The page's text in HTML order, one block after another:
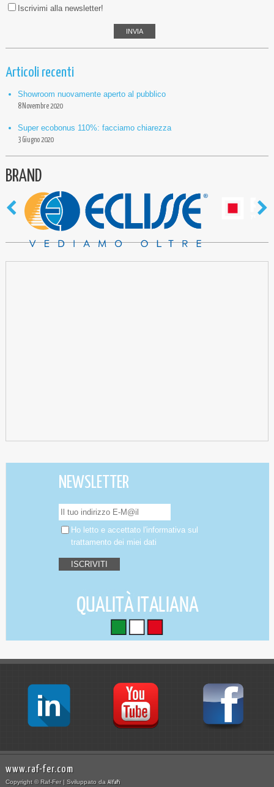
Iscrivimi alla newsletter!
Articoli recenti
Showroom nuovamente aperto al pubblico
8 Novembre 2020
Super ecobonus 110%: facciamo chiarezza
3 Giugno 2020
BRAND
NEWSLETTER
Ho letto e accettato l'informativasul
trattamento dei miei dati
www.raf-fer.com
Copyright © Raf-Fer | Sviluppato da AlfaPi